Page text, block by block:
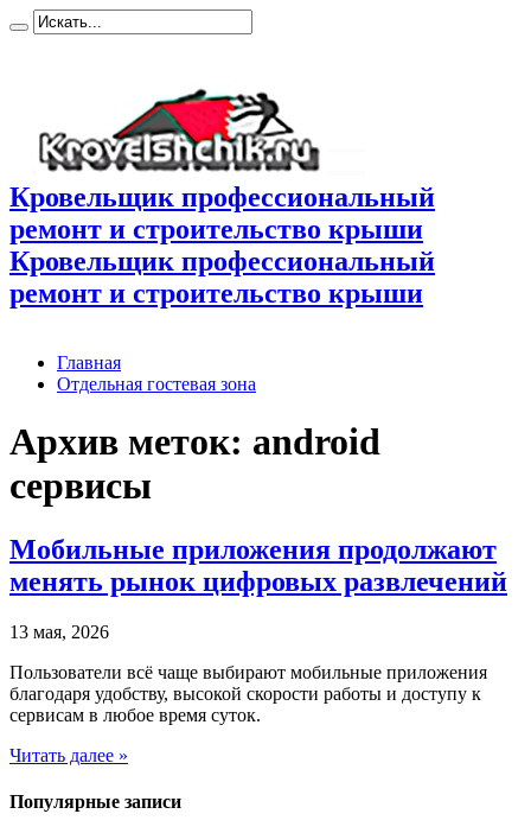
Кровельщик профессиональный
ремонт и строительство крыши
Кровельщик профессиональный
ремонт и строительство крыши
Главная
Отдельная гостевая зона
Архив меток: android
сервисы
Мобильные приложения продолжают
менять рынок цифровых развлечений
13 мая, 2026
Пользователи всё чаще выбирают мобильные приложения
благодаря удобству, высокой скорости работы и доступу к
сервисам в любое время суток.
Читать далее »
Популярные записи